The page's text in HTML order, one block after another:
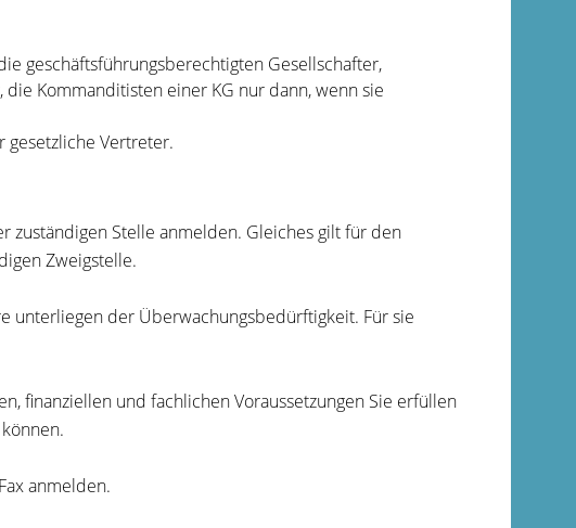
geschäftsführungsberechtigten Gesellschafter,
Kommanditisten einer KG nur dann, wenn sie
gesetzliche Vertreter.
zuständigen Stelle anmelden. Gleiches gilt für den
Zweigstelle.
unterliegen der Überwachungsbedürftigkeit. Für sie
finanziellen und fachlichen Voraussetzungen Sie erfüllen
anmelden.